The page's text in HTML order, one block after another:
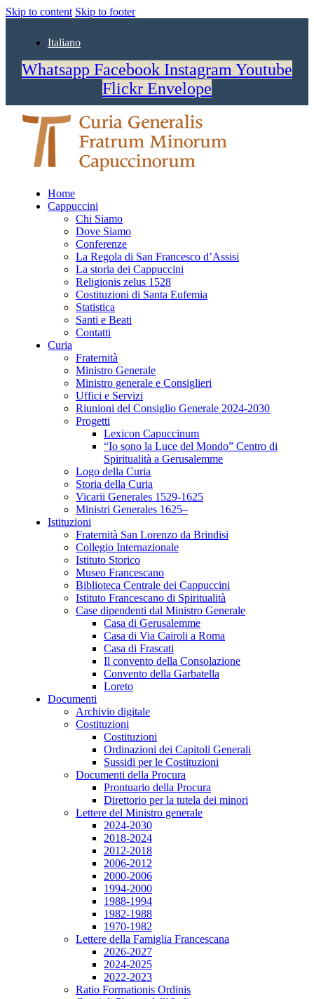
Skip to content Skip to footer
Italiano
Whatsapp Facebook Instagram Youtube
Flickr Envelope
Home
Cappuccini
Chi Siamo
Dove Siamo
Conferenze
La Regola di San Francesco d’Assisi
La storia dei Cappuccini
Religionis zelus 1528
Costituzioni di Santa Eufemia
Statistica
Santi e Beati
Contatti
Curia
Fraternità
Ministro Generale
Ministro generale e Consiglieri
Uffici e Servizi
Riunioni del Consiglio Generale 2024-2030
Progetti
Lexicon Capuccinum
“Io sono la Luce del Mondo” Centro di
Spiritualità a Gerusalemme
Logo della Curia
Storia della Curia
Vicarii Generales 1529-1625
Ministri Generales 1625–
Istituzioni
Fraternità San Lorenzo da Brindisi
Collegio Internazionale
Istituto Storico
Museo Francescano
Biblioteca Centrale dei Cappuccini
Istituto Francescano di Spiritualità
Case dipendenti dal Ministro Generale
Casa di Gerusalemme
Casa di Via Cairoli a Roma
Casa di Frascati
Il convento della Consolazione
Convento della Garbatella
Loreto
Documenti
Archivio digitale
Costituzioni
Costituzioni
Ordinazioni dei Capitoli Generali
Sussidi per le Costituzioni
Documenti della Procura
Prontuario della Procura
Direttorio per la tutela dei minori
Lettere del Ministro generale
2024-2030
2018-2024
2012-2018
2006-2012
2000-2006
1994-2000
1988-1994
1982-1988
1970-1982
Lettere della Famiglia Francescana
2026-2027
2024-2025
2022-2023
Ratio Formationis Ordinis